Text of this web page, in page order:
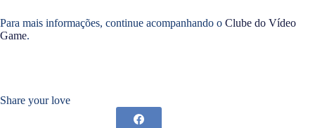
Para mais informações, continue acompanhando o Clube do Vídeo
Game.
Share your love